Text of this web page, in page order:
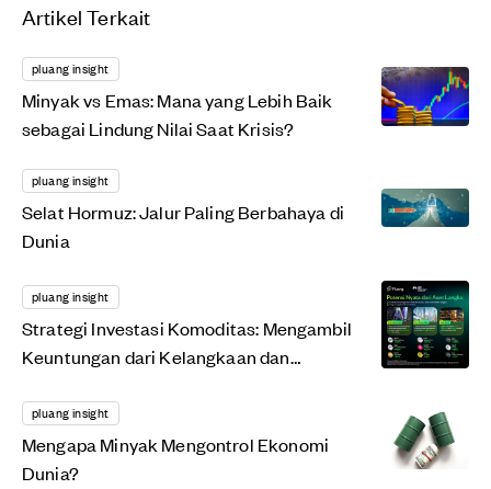
Artikel Terkait
pluang insight
Minyak vs Emas: Mana yang Lebih Baik
sebagai Lindung Nilai Saat Krisis?
pluang insight
Selat Hormuz: Jalur Paling Berbahaya di
Dunia
pluang insight
Strategi Investasi Komoditas: Mengambil
Keuntungan dari Kelangkaan dan
pluang insight
Mengapa Minyak Mengontrol Ekonomi
Dunia?